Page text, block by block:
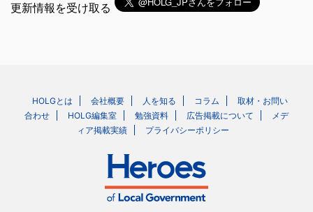
更新情報を受け取る
HOLGとは 会社概要 人を知る コラム
取材・お問い
合わせ
HOLG編集室 勉強資料 広告掲載について
メデ
ィア掲載実績
プライバシーポリシー